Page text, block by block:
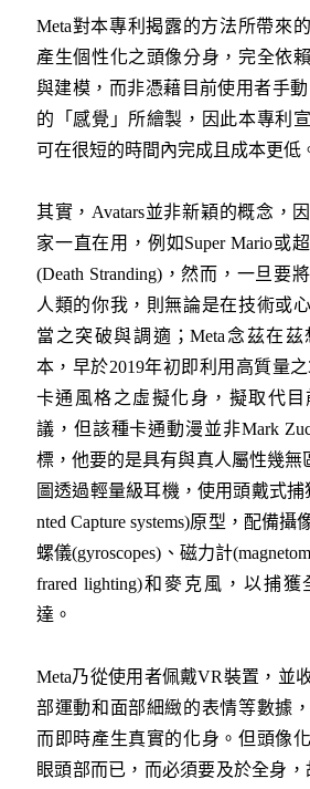
Meta對本專利揭露的方法所帶來
產生個性化之頭像分身，完全依
與建模，而非憑藉目前使用者手
的「感覺」所繪製，因此本專利
可在很短的時間內完成且成本更低
其實，Avatars並非新穎的概念，
家一直在用，例如Super Mario或
(Death Stranding)，然而，一旦要
人類的你我，則無論是在技術或
當之突破與調適；Meta念茲在
本，早於2019年初即利用高質量
卡通風格之虛擬化身，擬取代
議，但該種卡通動漫並非Mark
標，他要的是具有與真人屬性幾無
圖透過輕量級耳機，使用頭戴式捕
nted Capture systems)原型，配備
螺儀(gyroscopes)、磁力計
frared lighting)和麥克風，以捕
達。
Meta乃從使用者佩戴VR裝置，並
部運動和面部細緻的表情等數據
而即時產生真實的化身。但頭像
眼頭部而已，而必須要及於全身，